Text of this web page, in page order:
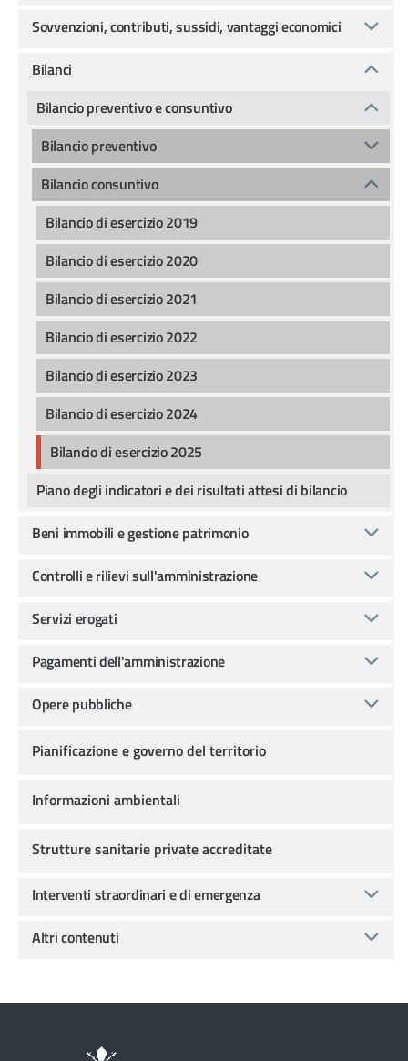
Sovvenzioni, contributi, sussidi, vantaggi economici
Bilanci
Bilancio preventivo e consuntivo
Bilancio preventivo
Bilancio consuntivo
Bilancio di esercizio 2019
Bilancio di esercizio 2020
Bilancio di esercizio 2021
Bilancio di esercizio 2022
Bilancio di esercizio 2023
Bilancio di esercizio 2024
Bilancio di esercizio 2025
Piano degli indicatori e dei risultati attesi di bilancio
Beni immobili e gestione patrimonio
Controlli e rilievi sull'amministrazione
Servizi erogati
Pagamenti dell'amministrazione
Opere pubbliche
Pianificazione e governo del territorio
Informazioni ambientali
Strutture sanitarie private accreditate
Interventi straordinari e di emergenza
Altri contenuti